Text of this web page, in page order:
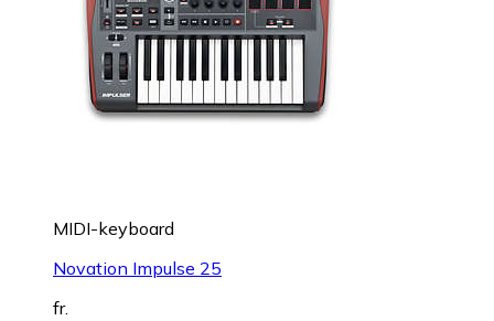
MIDI-keyboard
Novation Impulse 25
fr.